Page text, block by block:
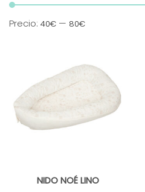
Precio: 40€ — 80€
NIDO NOÉ LINO